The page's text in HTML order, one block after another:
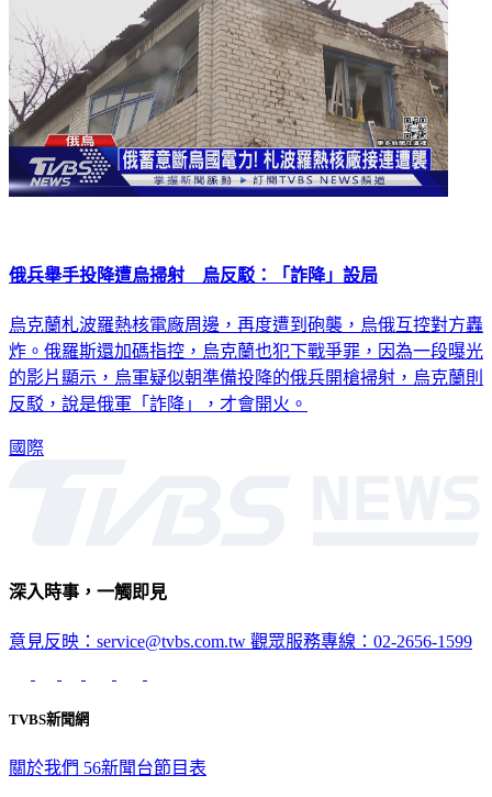
俄兵舉手投降遭烏掃射 烏反駁：「詐降」設局
烏克蘭札波羅熱核電廠周邊，再度遭到砲襲，烏俄互控對方轟
炸。俄羅斯還加碼指控，烏克蘭也犯下戰爭罪，因為一段曝光
的影片顯示，烏軍疑似朝準備投降的俄兵開槍掃射，烏克蘭則
反駁，說是俄軍「詐降」，才會開火。
國際
深入時事，一觸即見
意見反映：service@tvbs.com.tw 觀眾服務專線：02-2656-1599
TVBS新聞網
關於我們 56新聞台節目表